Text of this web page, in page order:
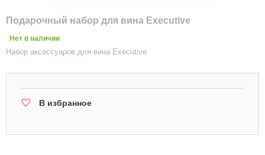
Подарочный набор для вина Executive
Нет в наличии
Набор аксессуаров для вина Executive
В избранное